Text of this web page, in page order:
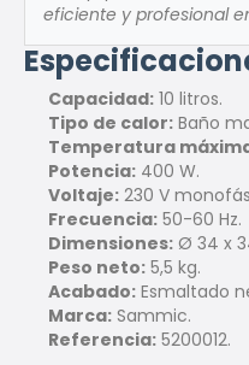
eficiente y profesional
Capacidad: 10 litros.
Tipo de calor: Baño
Temperatura
Potencia: 400 W.
Voltaje: 230 V
Frecuencia: 50-60 Hz.
Dimensiones: Ø 34 x
Peso neto: 5,5 kg.
Acabado: Esmaltado
Marca: Sammic.
Referencia: 5200012.